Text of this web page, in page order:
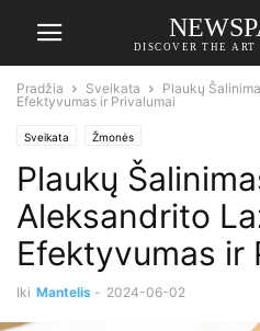
DISCOVER THE ART
Pradžia Sveikata
Plaukų
Efektyvumas ir Privalumai
Sveikata Žmonės
Plaukų
Aleksandrito
Efektyvumas ir
Iki Mantelis - 2024-06-02